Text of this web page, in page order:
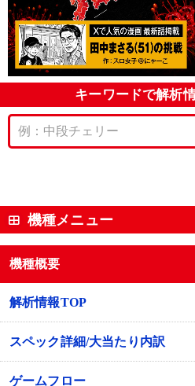
キーワードで解析
機種メニュー
機種概要
解析情報TOP
スペック詳細/大当たり内訳
ゲームフロー